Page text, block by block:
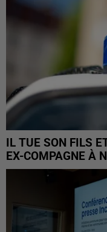
IL TUE SON FILS
EX-COMPAGNE À